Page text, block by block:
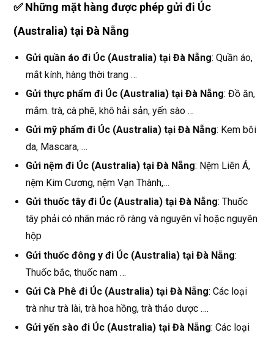
✅ Những mặt hàng được phép gửi đi Úc
(Australia) tại Đà Nẵng
Gửi quần áo đi Úc (Australia) tại Đà Nẵng: Quần áo,
mắt kính, hàng thời trang …
Gửi thực phẩm đi Úc (Australia) tại Đà Nẵng: Đồ ăn,
mắm. trà, cà phê, khô hải sản, yến sào …
Gửi mỹ phẩm đi Úc (Australia) tại Đà Nẵng: Kem bôi
da, Mascara, …
Gửi nệm đi Úc (Australia) tại Đà Nẵng: Nệm Liên Á,
nệm Kim Cương, nệm Vạn Thành,…
Gửi thuốc tây đi Úc (Australia) tại Đà Nẵng: Thuốc
tây phải có nhãn mác rõ ràng và nguyên vỉ hoặc nguyên
hộp
Gửi thuốc đông y đi Úc (Australia) tại Đà Nẵng:
Thuốc bắc, thuốc nam …
Gửi Cà Phê đi Úc (Australia) tại Đà Nẵng: Các loại
trà như trà lài, trà hoa hồng, trà thảo dược ….
Gửi yến sào đi Úc (Australia) tại Đà Nẵng: Các loại